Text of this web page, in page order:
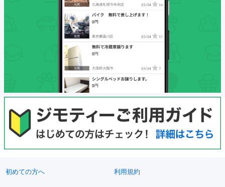
初めての方へ 利用規約